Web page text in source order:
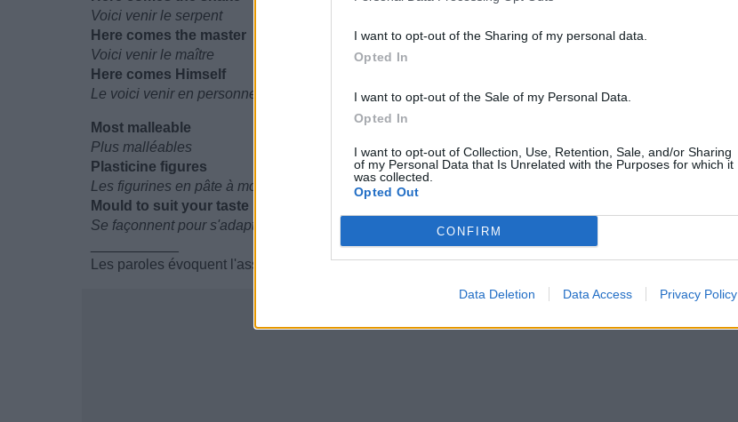
I want to opt-out of the Sharing of my personal data.
Opted In
I want to opt-out of the Sale of my Personal Data.
Opted In
I want to opt-out of Collection, Use, Retention, Sale, and/or Sharing
of my Personal Data that Is Unrelated with the Purposes for which it
was collected.
Opted Out
CONFIRM
Data Deletion Data Access Privacy Policy
Voici venir le serpent
Here comes the master
Voici venir le maître
Here comes Himself
Le voici venir en personne
Most malleable
Plus malléables
Plasticine figures
Les figurines en pâte à modeler
Mould to suit your taste
Se façonnent pour s'adapter à votre goût
Les paroles évoquent l'asservissement